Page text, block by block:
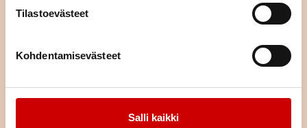
Tilastoevästeet
Kohdentamisevästeet
Salli kaikki
LIITY JÄSENEKSI